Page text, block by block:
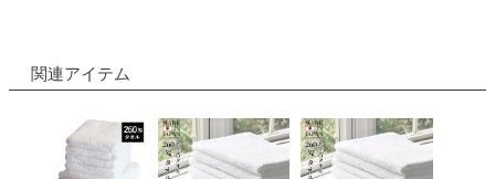
関連アイテム